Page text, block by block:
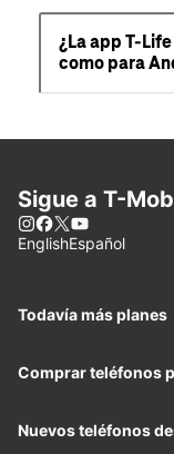
¿La app T-
como para